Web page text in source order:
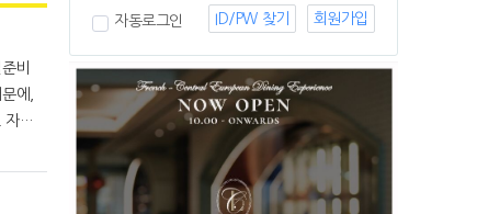
자동로그인 ID/PW 찾기 회원가입